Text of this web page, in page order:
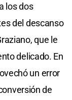
los dos
del descanso
que le
delicado. En
un error
de